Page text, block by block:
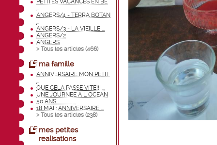
PETITES VACANCES EN BE
...
ANGERS/4 - TERRA BOTAN
...
ANGERS/3 - LA VIEILLE ...
ANGERS/2
ANGERS
> Tous les articles (466)
ma famille
ANNIVERSAIRE MON PETIT
...
QUE CELA PASSE VITE!!! ...
UNE JOURNEE A L OCEAN
50 ANS................ ...
18 MAI : ANNIVERSAIRE ...
> Tous les articles (238)
mes petites
realisations